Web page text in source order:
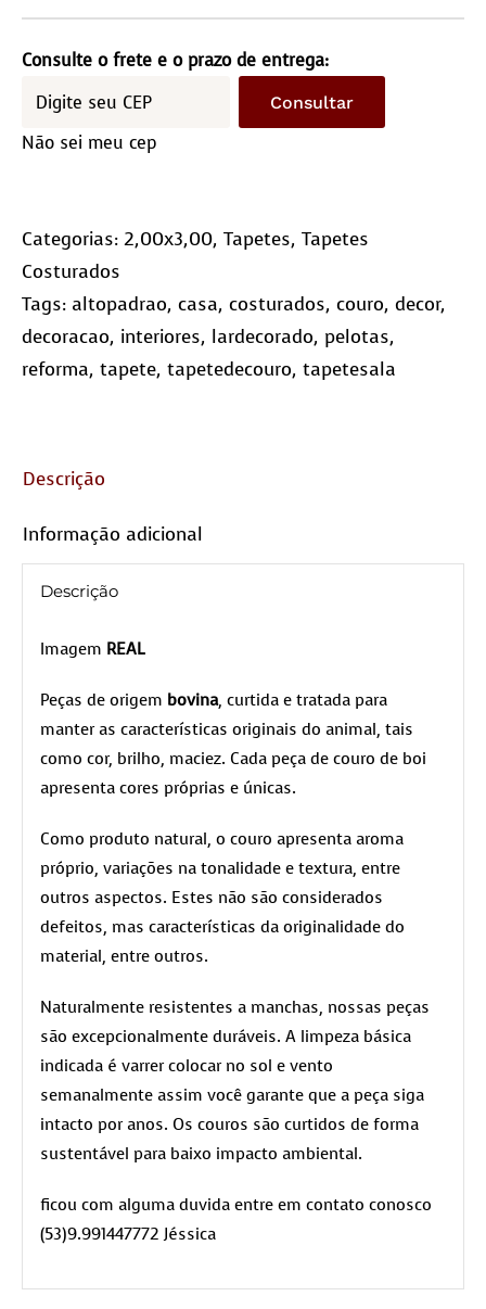
2,0x3,0M
-
Quadriculado
quantidade
Consulte o frete e o prazo de entrega:
Consultar
Não sei meu cep
Categorias: 2,00x3,00, Tapetes, Tapetes
Costurados
Tags: altopadrao, casa, costurados, couro, decor,
decoracao, interiores, lardecorado, pelotas,
reforma, tapete, tapetedecouro, tapetesala
Descrição
Informação adicional
Descrição
Imagem REAL
Peças de origem bovina, curtida e tratada para
manter as características originais do animal, tais
como cor, brilho, maciez. Cada peça de couro de boi
apresenta cores próprias e únicas.
Como produto natural, o couro apresenta aroma
próprio, variações na tonalidade e textura, entre
outros aspectos. Estes não são considerados
defeitos, mas características da originalidade do
material, entre outros.
Naturalmente resistentes a manchas, nossas peças
são excepcionalmente duráveis. A limpeza básica
indicada é varrer colocar no sol e vento
semanalmente assim você garante que a peça siga
intacto por anos. Os couros são curtidos de forma
sustentável para baixo impacto ambiental.
ficou com alguma duvida entre em contato conosco
(53)9.991447772 Jéssica